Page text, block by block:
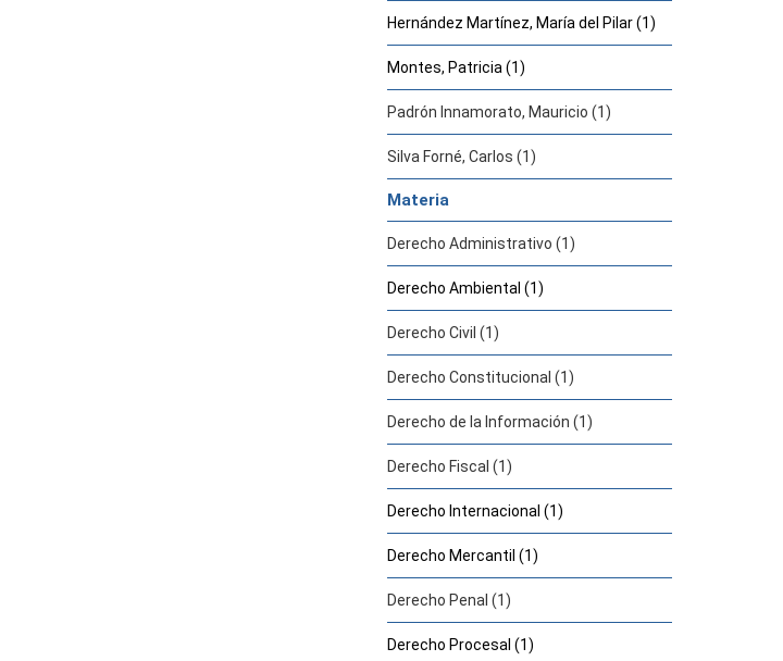
Hernández Martínez, María del Pilar (1)
Montes, Patricia (1)
Padrón Innamorato, Mauricio (1)
Silva Forné, Carlos (1)
Materia
Derecho Administrativo (1)
Derecho Ambiental (1)
Derecho Civil (1)
Derecho Constitucional (1)
Derecho de la Información (1)
Derecho Fiscal (1)
Derecho Internacional (1)
Derecho Mercantil (1)
Derecho Penal (1)
Derecho Procesal (1)